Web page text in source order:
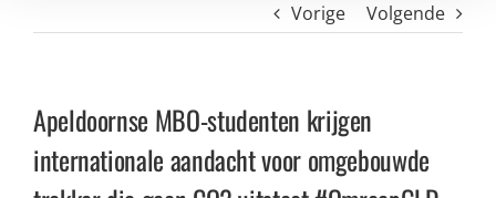
Vorige Volgende
Apeldoornse MBO-studenten krijgen
internationale aandacht voor omgebouwde